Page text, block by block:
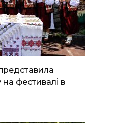
на фестивалі в